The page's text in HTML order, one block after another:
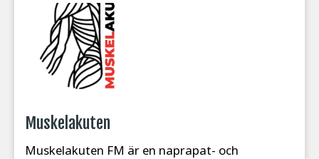
Muskelakuten
Muskelakuten FM är en naprapat- och